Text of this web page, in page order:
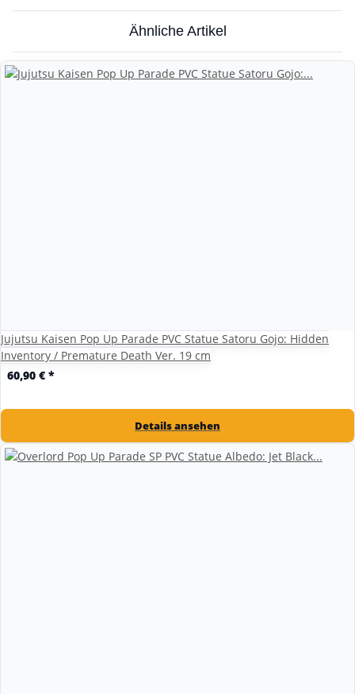
Ähnliche Artikel
Jujutsu Kaisen Pop Up Parade PVC Statue Satoru Gojo: Hidden
Inventory / Premature Death Ver. 19 cm
60,90 € *
Details ansehen